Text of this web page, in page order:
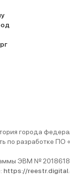
города
разработке ПО
ЭВМ №
https://